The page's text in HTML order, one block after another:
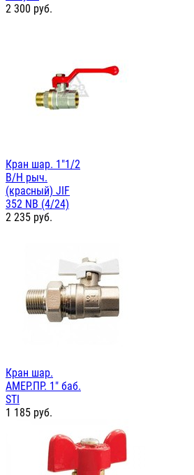
2 300 руб.
Кран шар. 1"1/2
В/Н рыч.
(красный) JIF
352 NB (4/24)
2 235 руб.
Кран шар.
АМЕР.ПР. 1" баб.
STI
1 185 руб.